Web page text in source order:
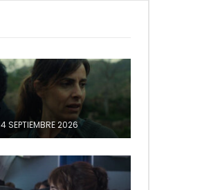
4 SEPTIEMBRE 2026